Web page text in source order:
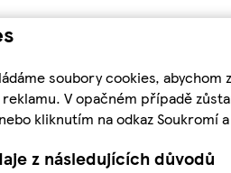
soubory cookies,
V opačném případě
nebo kliknutím na odkaz Soukromí
z následujících důvodů